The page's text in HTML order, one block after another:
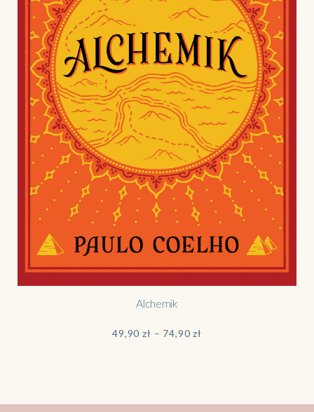
Alchemik
49,90zł – 74,90zł
74,90 zł